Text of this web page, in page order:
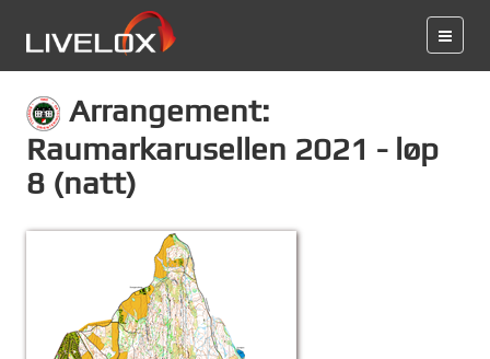
Arrangement:
Raumarkarusellen 2021 - løp
8 (natt)